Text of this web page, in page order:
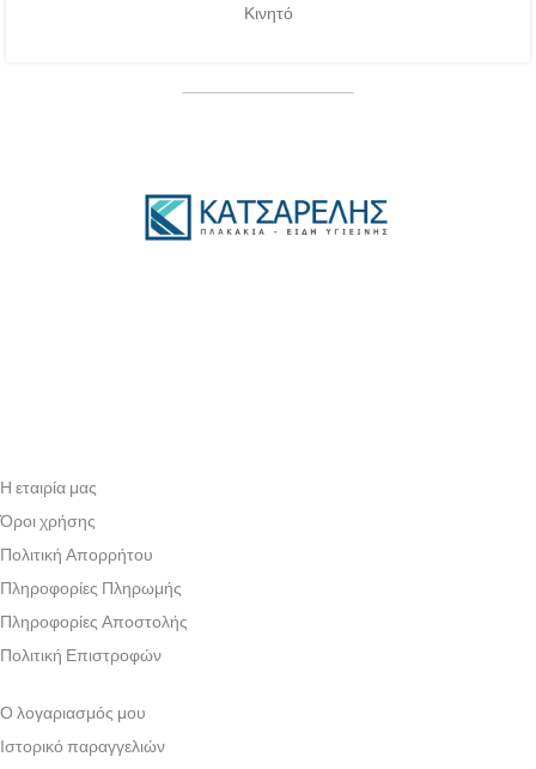
Κινητό
Η εταιρία μας
Όροι χρήσης
Πολιτική Απορρήτου
Πληροφορίες Πληρωμής
Πληροφορίες Αποστολής
Πολιτική Επιστροφών
Ο λογαριασμός μου
Ιστορικό παραγγελιών